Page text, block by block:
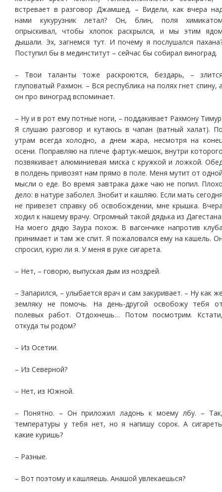
встревает в разговор Джамшед. – Видели, как вчера
нами кукурузник летал? Он, блин, поля
опрыскивал, чтобы хлопок раскрылся, и мы этим
дышали. Эх, загнемся тут. И почему я послушался
Поступил бы в мединститут – сейчас бы собирал виноград.
– Твои таланты тоже раскроются, бездарь, –
глуповатый Рахмон. – Вся республика на полях гнет спину,
он про виноград вспоминает.
– Ну и в рот ему потные ноги, – поддакивает Рахмону
Я слушаю разговор и кутаюсь в чапан (ватный халат).
утрам всегда холодно, а днем жара, несмотря на
осени. Поправляю на плече фартук-мешок, внутри
позвякивает алюминиевая миска с кружкой и ложкой.
в полдень привозят нам прямо в поле. Меня мутит от
мысли о еде. Во время завтрака даже чаю не попил.
дело: в натуре заболел. Знобит и кашляю. Если мать
не привезет справку об освобождении, мне крышка.
ходил к нашему врачу. Огромный такой дядька из
На моего дядю Заура похож. В вагончике напротив
принимает и там же спит. Я пожаловался ему на кашель.
спросил, курю ли я. У меня в руке сигарета.
– Нет, – говорю, выпуская дым из ноздрей.
– Запарился, – улыбается врач и сам закуривает. – Ну как
земляку не помочь. На день-другой освобожу тебя
полевых работ. Отдохнешь… Потом посмотрим.
откуда ты родом?
– Из Осетии.
– Из Северной?
– Нет, из Южной.
– Понятно. – Он приложил ладонь к моему лбу. –
температуры у тебя нет, но я напишу сорок. А
какие куришь?
– Разные.
– Вот поэтому и кашляешь. Анашой увлекаешься?